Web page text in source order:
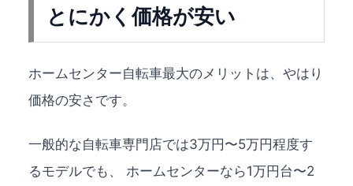
とにかく価格が安い
ホームセンター自転車最大のメリットは、やはり
価格の安さです。
一般的な自転車専門店では3万円〜5万円程度す
るモデルでも、 ホームセンターなら1万円台〜2